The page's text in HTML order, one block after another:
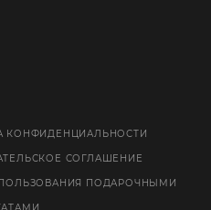
КОНФИДЕНЦИАЛЬНОСТИ
СОГЛАШЕНИЕ
ПОДАРОЧНЫМИ